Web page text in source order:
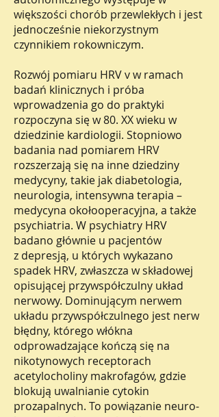
większości chorób przewlekłych i jest
jednocześnie niekorzystnym
czynnikiem rokowniczym.
Rozwój pomiaru HRV v w ramach
badań klinicznych i próba
wprowadzenia go do praktyki
rozpoczyna się w 80. XX wieku w
dziedzinie kardiologii. Stopniowo
badania nad pomiarem HRV
rozszerzają się na inne dziedziny
medycyny, takie jak diabetologia,
neurologia, intensywna terapia –
medycyna okołooperacyjna, a także
psychiatria. W psychiatry HRV
badano głównie u pacjentów
z depresją, u których wykazano
spadek HRV, zwłaszcza w składowej
opisującej przywspółczulny układ
nerwowy. Dominującym nerwem
układu przywspółczulnego jest nerw
błędny, którego włókna
odprowadzające kończą się na
nikotynowych receptorach
acetylocholiny makrofagów, gdzie
blokują uwalnianie cytokin
prozapalnych. To powiązanie neuro-